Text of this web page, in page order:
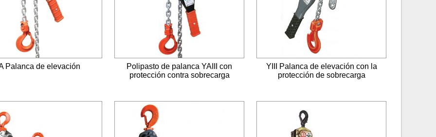
Palanca de elevación
Polipasto de palanca YAIII con
protección contra sobrecarga
YIII Palanca de elevación con la
protección de sobrecarga